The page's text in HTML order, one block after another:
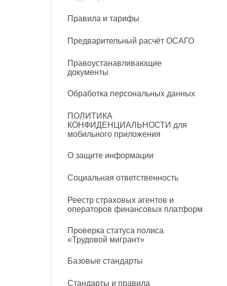
Правила и тарифы
Предварительный расчёт ОСАГО
Правоустанавливающие
документы
Обработка персональных данных
ПОЛИТИКА
КОНФИДЕНЦИАЛЬНОСТИ для
мобильного приложения
О защите информации
Социальная ответственность
Реестр страховых агентов и
операторов финансовых платформ
Проверка статуса полиса
«Трудовой мигрант»
Базовые стандарты
Стандарты и правила